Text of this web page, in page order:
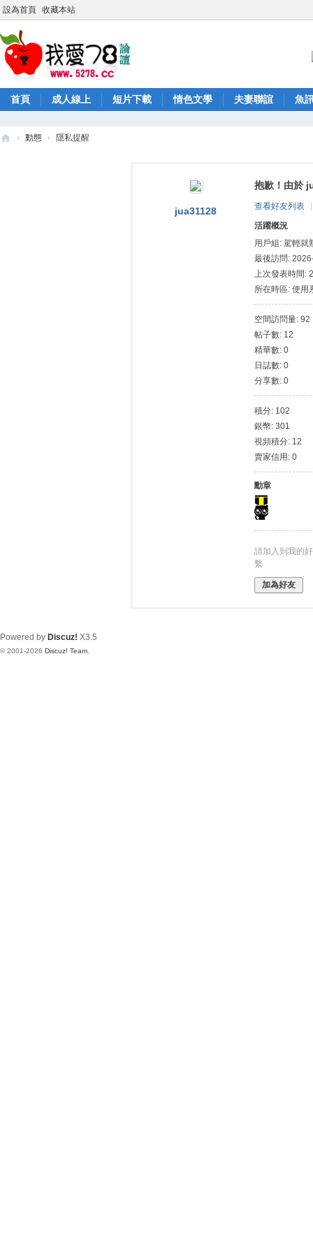
設為首頁 收藏本站
首頁 成人線上 短片下載 情色文學 夫妻聯誼 魚
› 動態 › 隱私提醒
jua31128
抱歉！由於
查看好友列表
活躍概況
用戶組: 駕輕就
最後訪問:
上次發表時間:
所在時區: 使用
空間訪問量: 92
帖子數: 12
精華數: 0
日誌數: 0
分享數: 0
積分: 102
銀幣: 301
視頻積分: 12
賣家信用: 0
勳章
請加入到我的
繫
加為好友
Powered by Discuz! X3.5
© 2001-2026 Discuz! Team